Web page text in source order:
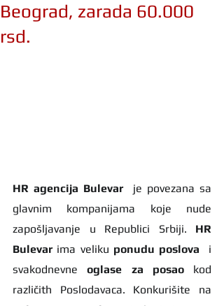
Beograd, zarada 60.000
rsd.
HR agencija Bulevar
  je povezana sa
glavnim kompanijama koje nude
zapošljavanje u Republici Srbiji. HR
Bulevar ima veliku ponudu poslova
  i
svakodnevne oglase za posao kod